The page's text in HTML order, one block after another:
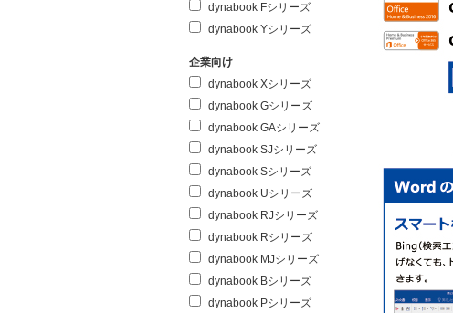
dynabook Fシリーズ
dynabook Yシリーズ
企業向け
dynabook Xシリーズ
dynabook Gシリーズ
dynabook GAシリーズ
dynabook SJシリーズ
dynabook Sシリーズ
dynabook Uシリーズ
dynabook RJシリーズ
dynabook Rシリーズ
dynabook MJシリーズ
dynabook Bシリーズ
dynabook Pシリーズ